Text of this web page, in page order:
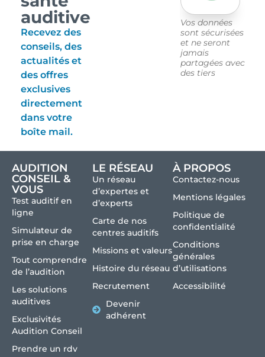
auditive
Recevez des
conseils, des
actualités et
des offres
exclusives
directement
dans votre
boîte mail.
Vos données
sont sécurisées
et ne seront
jamais
partagées avec
des tiers
AUDITION
CONSEIL &
VOUS
Test auditif en
ligne
Simulateur de
prise en charge
Tout comprendre
de l’audition
Les solutions
auditives
Exclusivités
Audition Conseil
Prendre un rdv
LE RÉSEAU
Un réseau
d’expertes et
d’experts
Carte de nos
centres auditifs
Missions et valeurs
Histoire du réseau
Recrutement
Devenir
adhérent
À PROPOS
Contactez-nous
Mentions légales
Politique de
confidentialité
Conditions
générales
d’utilisations
Accessibilité